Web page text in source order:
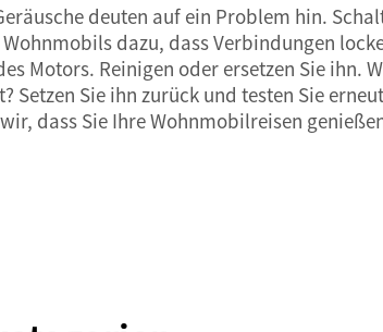
deuten auf ein Problem hin.
dazu, dass Verbindungen
Motors. Reinigen oder ersetzen Sie ihn.
Setzen Sie ihn zurück und testen Sie
dass Sie Ihre Wohnmobilreisen